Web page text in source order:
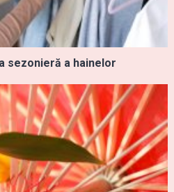
sezonieră a hainelor